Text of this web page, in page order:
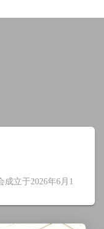
立于2026年6月1